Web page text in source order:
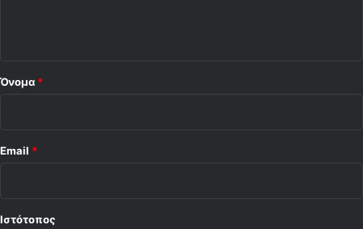
Όνομα *
Email *
Ιστότοπος